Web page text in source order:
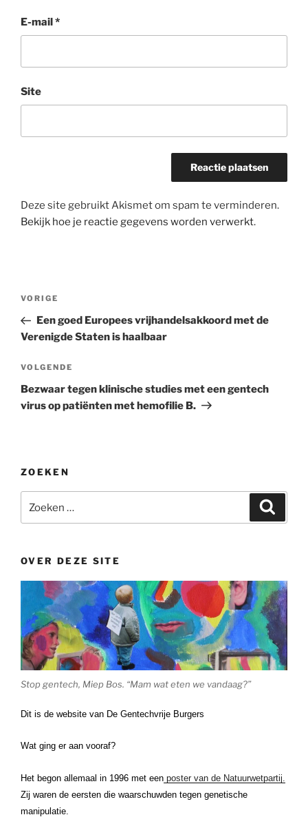
E-mail*
Site
Deze site gebruikt Akismet om spam te verminderen.
Bekijk hoe je reactie gegevens worden verwerkt.
Bericht
Vorig
bericht
VORIGE
Een goed Europees vrijhandelsakkoord met de
Verenigde Staten is haalbaar
Volgend
bericht
VOLGENDE
Bezwaar tegen klinische studies met een gentech
virus op patiënten met hemofilie B.
ZOEKEN
naar:
OVER DEZE SITE
Stop gentech, Miep Bos. “Mam wat eten we vandaag?”
Dit is de website van De Gentechvrije Burgers
Wat ging er aan vooraf?
Het begon allemaal in 1996 met een poster van de Natuurwetpartij.
Zij waren de eersten die waarschuwden tegen genetische
manipulatie.